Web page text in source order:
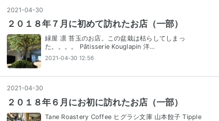
2021-04-30
２０１８年７月に初めて訪れたお店（一部）
緑屋 凛 苔玉のお店。この盆栽は枯らしてしまっ
た。。。。 Pâtisserie Kouglapin 洋…
2021-04-30 12:56
2021 -04-30
２０１８年６月にお初に訪れたお店（一部）
Tane Roastery Coffee ヒグラシ文庫 山本餃子 Tipple